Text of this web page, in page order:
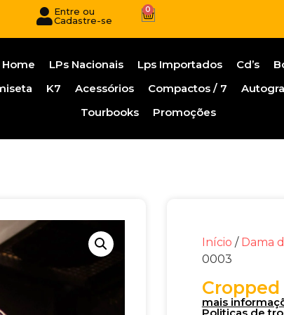
Entre ou
Cadastre-se
0
Home LPs Nacionais Lps Importados Cd’s
K7 Acessórios Compactos / 7
Tourbooks
Promoções
Início / Dama
0003
Cropped
mais